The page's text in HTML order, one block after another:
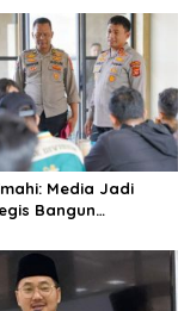
Media Jadi
Bangun